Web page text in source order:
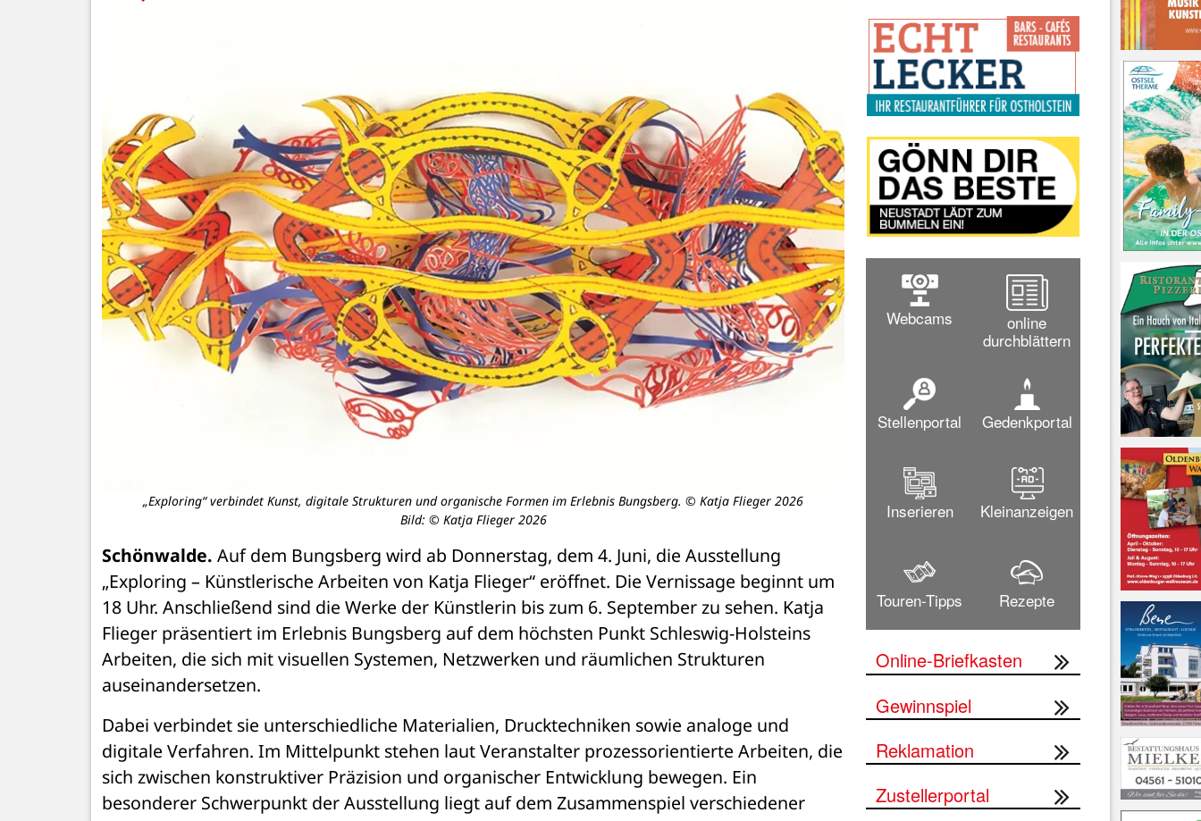
„Exploring“ verbindet Kunst, digitale Strukturen und organische Formen im Erlebnis Bungsberg. © Katja Flieger 2026
Bild: © Katja Flieger 2026
Schönwalde. Auf dem Bungsberg wird ab Donnerstag, dem 4. Juni, die Ausstellung
„Exploring – Künstlerische Arbeiten von Katja Flieger“ eröffnet. Die Vernissage beginnt um
18 Uhr. Anschließend sind die Werke der Künstlerin bis zum 6. September zu sehen. Katja
Flieger präsentiert im Erlebnis Bungsberg auf dem höchsten Punkt Schleswig-Holsteins
Arbeiten, die sich mit visuellen Systemen, Netzwerken und räumlichen Strukturen
auseinandersetzen.
Dabei verbindet sie unterschiedliche Materialien, Drucktechniken sowie analoge und
digitale Verfahren. Im Mittelpunkt stehen laut Veranstalter prozessorientierte Arbeiten, die
sich zwischen konstruktiver Präzision und organischer Entwicklung bewegen. Ein
besonderer Schwerpunkt der Ausstellung liegt auf dem Zusammenspiel verschiedener
Webcams
online
durchblättern
Stellenportal Gedenkportal
Inserieren Kleinanzeigen
Touren-Tipps Rezepte
Online-Briefkasten
Gewinnspiel
Reklamation
Zustellerportal